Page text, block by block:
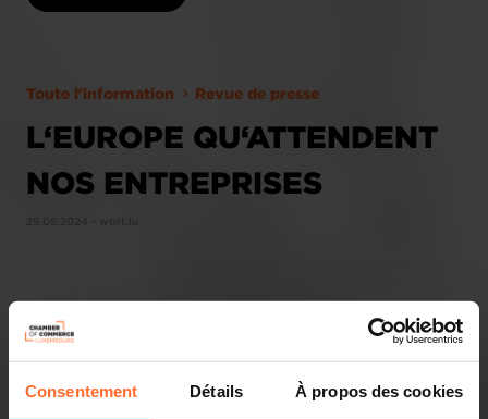
Consentement Détails À propos des cookies
Toute l'information Revue de presse
L‘EUROPE QU‘ATTENDENT
NOS ENTREPRISES